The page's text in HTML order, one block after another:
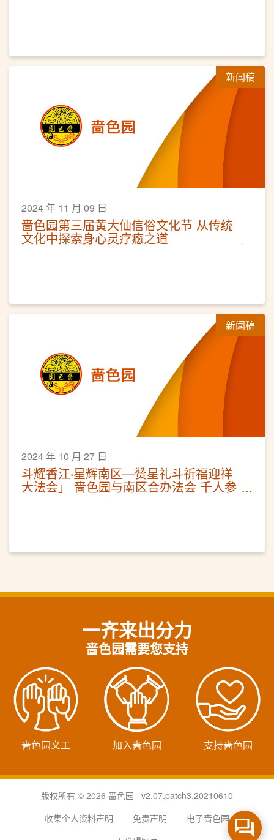
新闻稿
2024 年 11 月 09 日
啬色园第三届黄大仙信俗文化节 从传统
文化中探索身心灵疗癒之道
新闻稿
2024 年 10 月 27 日
斗耀香江‧星辉南区—赞星礼斗祈福迎祥
大法会」 啬色园与南区合办法会 千人参
一齐来出分力
啬色园需要您支持
啬色园义工 加入啬色园 支持啬色园
版权所有 © 2026 啬色园 v2.07.patch3.20210610
收集个人资料声明
免责声明
电子啬色园